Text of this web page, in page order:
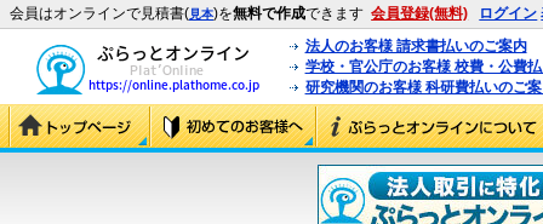
会員はオンラインで見積書(見本)を無料で作成できます 会員登録(無料) ログイン
法人のお客様 請求書払いのご案内
学校・官公庁のお客様 校費・公費
研究機関のお客様 科研費払いのご